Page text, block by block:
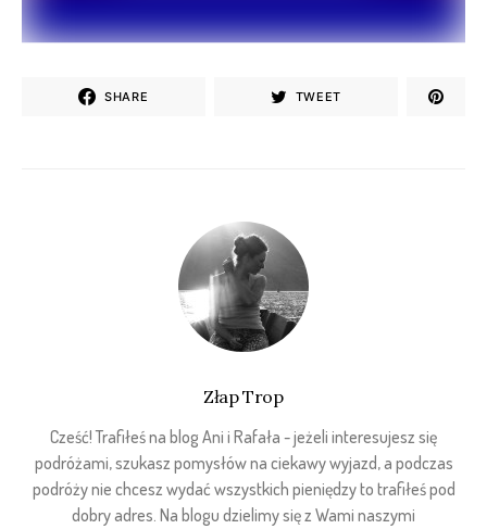
SHARE TWEET
Złap Trop
Cześć! Trafiłeś na blog Ani i Rafała - jeżeli interesujesz się
podróżami, szukasz pomysłów na ciekawy wyjazd, a podczas
podróży nie chcesz wydać wszystkich pieniędzy to trafiłeś pod
dobry adres. Na blogu dzielimy się z Wami naszymi